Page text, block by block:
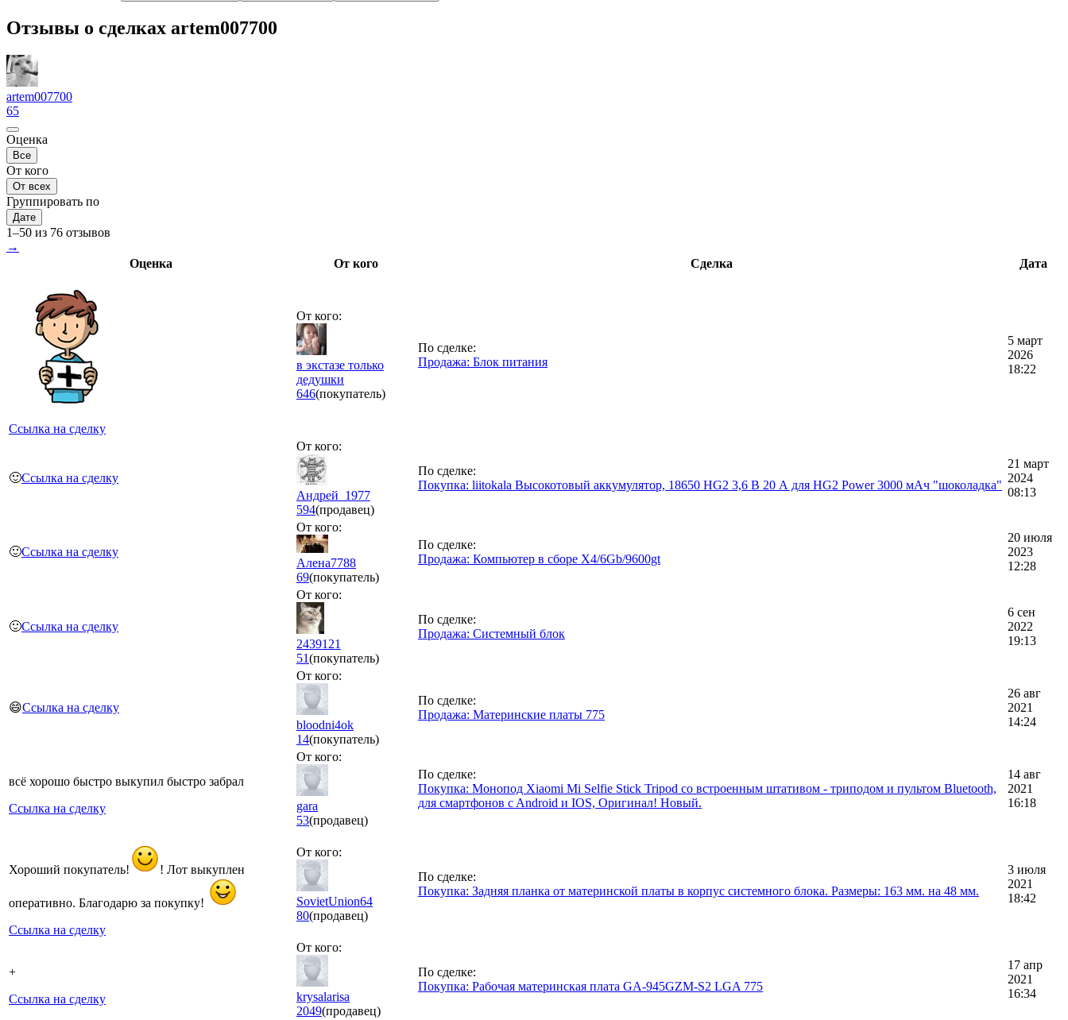
Отзывы о сделках artem007700
artem007700
65
Оценка
Все
От кого
От всех
Группировать по
Дате
1–50 из 76 отзывов
→
Оценка
От кого Сделка Дата
Ссылка на сделку
От кого:
в экстазе только
дедушки
646(покупатель)
По сделке:
Продажа: Блок питания
5 март
2026
18:22
🙂Ссылка на сделку
От кого:
Андрей_1977
594(продавец)
По сделке:
Покупка: liitokala Высокотовый аккумулятор, 18650 HG2 3,6 В 20 А для HG2 Power 3000 мАч "шоколадка"
21 март
2024
08:13
🙂Ссылка на сделку
От кого:
Алена7788
69(покупатель)
По сделке:
Продажа: Компьютер в сборе X4/6Gb/9600gt
20 июля
2023
12:28
🙂Ссылка на сделку
От кого:
2439121
51(покупатель)
По сделке:
Продажа: Системный блок
6 сен
2022
19:13
😄Ссылка на сделку
От кого:
bloodni4ok
14(покупатель)
По сделке:
Продажа: Материнские платы 775
26 авг
2021
14:24
всё хорошо быстро выкупил быстро забрал
Ссылка на сделку
От кого:
gara
53(продавец)
По сделке:
Покупка: Монопод Xiaomi Mi Selfie Stick Tripod со встроенным штативом - триподом и пультом Bluetooth,
для смартфонов c Android и IOS, Оригинал! Новый.
14 авг
2021
16:18
Хороший покупатель! ! Лот выкуплен
оперативно. Благодарю за покупку!
Ссылка на сделку
От кого:
SovietUnion64
80(продавец)
По сделке:
Покупка: Задняя планка от материнской платы в корпус системного блока. Размеры: 163 мм. на 48 мм.
3 июля
2021
18:42
+
Ссылка на сделку
От кого:
krysalarisa
2049(продавец)
По сделке:
Покупка: Рабочая материнская плата GA-945GZM-S2 LGA 775
17 апр
2021
16:34